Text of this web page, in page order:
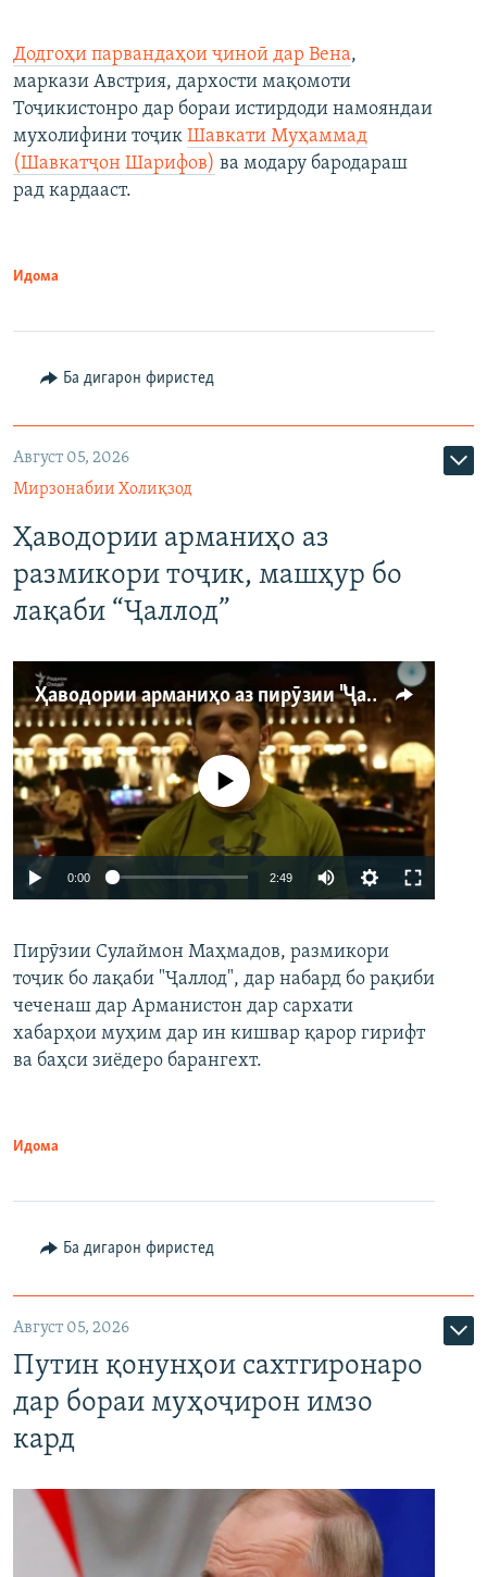
Додгоҳи парвандаҳои ҷиноӣ дар Вена,
маркази Австрия, дархости мақомоти
Тоҷикистонро дар бораи истирдоди намояндаи
мухолифини тоҷик Шавкати Муҳаммад
(Шавкатҷон Шарифов) ва модару бародараш
рад кардааст.
Идома
Ба дигарон фиристед
Август 05, 2026
Мирзонабии Холиқзод
Ҳаводории арманиҳо аз
размикори тоҷик, машҳур бо
лақаби “Ҷаллод”
Ҳаводории арманиҳо аз пирӯзии "Ҷаллод"-и тоҷик
Auto 240p 360p 480p
720p 1080p
Феълан кор намекунад
0:00 2:49
360p
480p
Пирӯзии Сулаймон Маҳмадов, размикори
тоҷик бо лақаби "Ҷаллод", дар набард бо рақиби
чеченаш дар Арманистон дар сархати
хабарҳои муҳим дар ин кишвар қарор гирифт
ва баҳси зиёдеро барангехт.
Идома
Ба дигарон фиристед
Август 05, 2026
Путин қонунҳои сахтгиронаро
дар бораи муҳоҷирон имзо
кард